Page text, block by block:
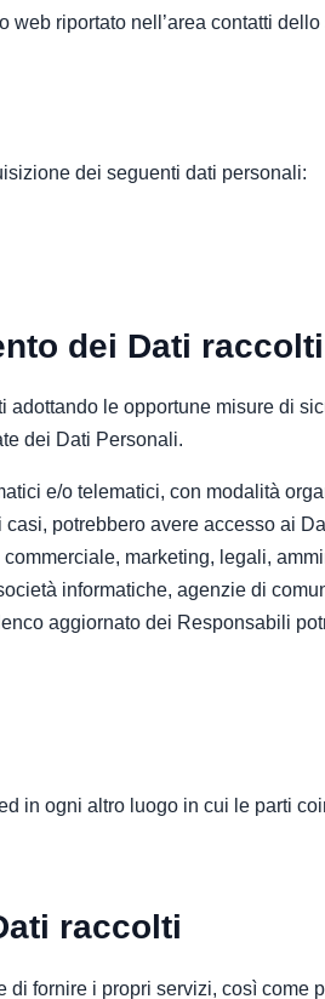
riportato nell’area contatti
dei seguenti dati personali:
dei Dati raccolti
adottando le opportune misure di
dei Dati Personali.
e/o telematici, con modalità
potrebbero avere accesso ai
marketing, legali,
informatiche, agenzie di
aggiornato dei Responsabili
in ogni altro luogo in cui le parti
raccolti
di fornire i propri servizi, così come